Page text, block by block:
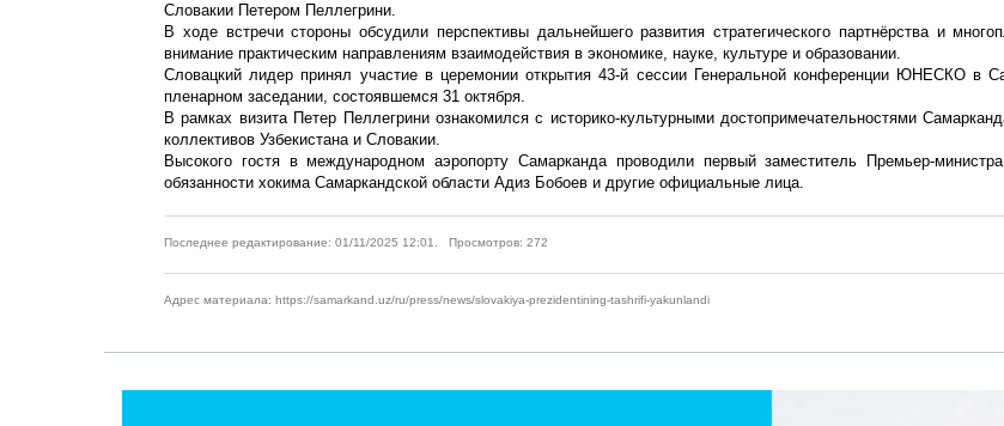
Словакии Петером Пеллегрини.
В ходе встречи стороны обсудили перспективы дальнейшего развития стратегического партнёрства и
внимание практическим направлениям взаимодействия в экономике, науке, культуре и образовании.
Словацкий лидер принял участие в церемонии открытия 43-й сессии Генеральной конференции ЮНЕСКО в
пленарном заседании, состоявшемся 31 октября.
В рамках визита Петер Пеллегрини ознакомился с историко-культурными достопримечательностями
коллективов Узбекистана и Словакии.
Высокого гостя в международном аэропорту Самарканда проводили первый заместитель Премьер-
обязанности хокима Самаркандской области Адиз Бобоев и другие официальные лица.
Последнее редактирование: 01/11/2025 12:01. Просмотров: 272
Адрес материала: https://samarkand.uz/ru/press/news/slovakiya-prezidentining-tashrifi-yakunlandi